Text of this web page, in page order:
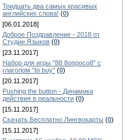
Тридцать два самых красивых
английских слова! (0)
[06.01.2018]
Доброе Поздравление - 2018 от
Студии Языков (0)
[23.11.2017]
Набор для игры "88 8опросо8" с
глаголом "to buy" (0)
[20.11.2017]
Pushing the button - Динамика
действия в реальности (0)
[15.11.2017]
Скачать Бесплатно Лингвокарты (0)
[15.11.2017]